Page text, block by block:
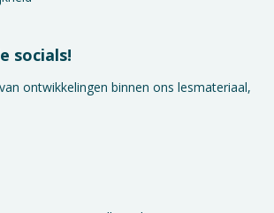
socials!
ontwikkelingen binnen ons lesmateriaal,